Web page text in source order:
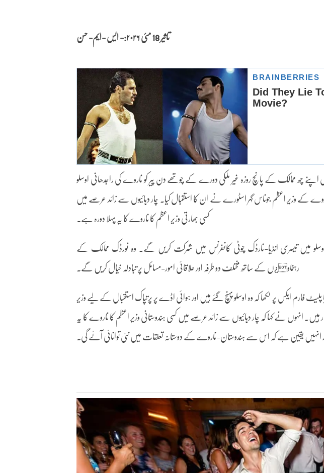
تاثیر 18 مئی ۲۰۲۶:- ایس -ایم- حسن
مودی اپنے چھ ممالک کے پانچ روزہ غیر ملکی دورے کے چوتھے دن پیر کو ناروے کی راجدھانی اوسلو
ناروے کے وزیر اعظم جوناس گہر اسٹورے نے ان کا استقبال کیا۔ چار دہائیوں سے زائد عرصے میں
کسی بھارتی وزیر اعظم کا ناروے کا یہ پہلا دورہ ہے۔
مودی 19 مئی کو اوسلو میں تیسری انڈیا-نارڈک چوٹی کانفرنس میں شرکت کریں گے۔ وہ نورڈک ممالک کے
رہنماو¿ں کے ساتھ مختلف دو طرفہ اور علاقائی امور-مسائل پر تبادلہ خیال کریں گے۔
فارم ایکس پر لکھا کہ وہ اوسلو پہنچ گئے ہیں اور ہوائی اڈے پر پرتپاک استقبال کے لیے وزیر
انہوں نے کہا کہ چار دہائیوں سے زائد عرصے میں کسی ہندوستانی وزیر اعظم کا ناروے کا یہ
انہیں یقین ہے کہ اس سے ہندوستان-ناروے کے دوستانہ تعلقات میں نئی توانائی آئے گی۔